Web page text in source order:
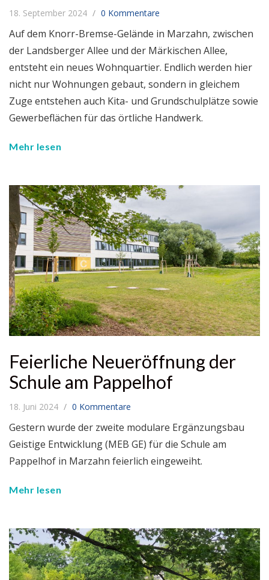
18. September 2024 0 Kommentare
Auf dem Knorr-Bremse-Gelände in Marzahn, zwischen
der Landsberger Allee und der Märkischen Allee,
entsteht ein neues Wohnquartier. Endlich werden hier
nicht nur Wohnungen gebaut, sondern in gleichem
Zuge entstehen auch Kita- und Grundschulplätze sowie
Gewerbeflächen für das örtliche Handwerk.
Mehr lesen
Feierliche Neueröffnung der
Schule am Pappelhof
18. Juni 2024 0 Kommentare
Gestern wurde der zweite modulare Ergänzungsbau
Geistige Entwicklung (MEB GE) für die Schule am
Pappelhof in Marzahn feierlich eingeweiht.
Mehr lesen